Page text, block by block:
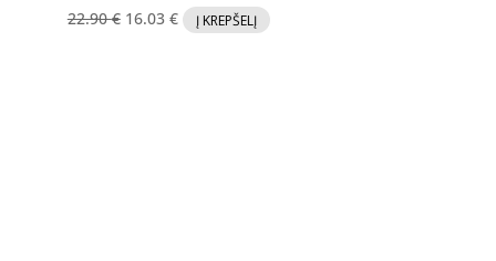
22.90€ Original
16.03 €Current
Į KREPŠELĮ